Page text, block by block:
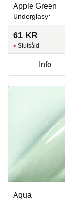
Apple Green
Underglasyr
61 KR
Slutsåld
Info
Aqua